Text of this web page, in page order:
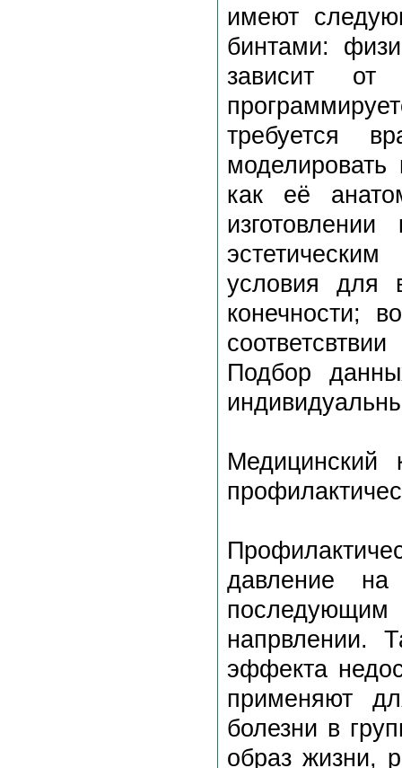
имеют
бинтами:
зависит
требуется
моделировать
как её
изготовлении
условия для
конечности;
Подбор
Медицинский
давление
напрвлении.
эффекта
применяют
болезни в
образ жизни,